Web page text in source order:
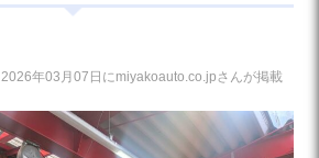
2026年03月07日にmiyakoauto.co.jpさんが掲載